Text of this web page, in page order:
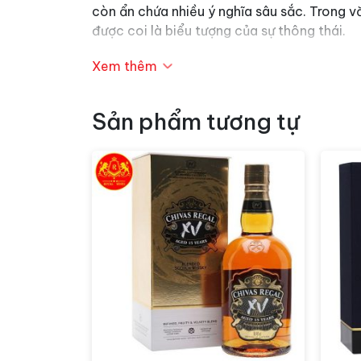
còn ẩn chứa nhiều ý nghĩa sâu sắc. Trong
được coi là biểu tượng của sự thông thái.
Rượu thể hiện một hình dáng bắt mắt và
Xem thêm
Sản phẩm tương tự